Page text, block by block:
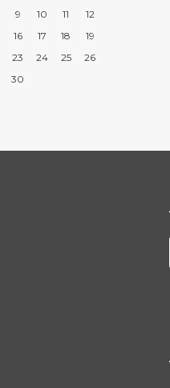
9 10 11
12
16 17 18
19
23 24 25
26
30